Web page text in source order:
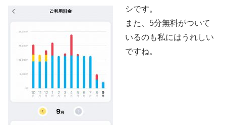
シです。
また、5分無料がついて
いるのも私にはうれしい
ですね。